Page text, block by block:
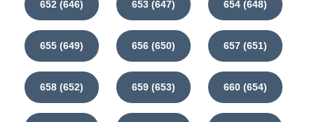
652 (646) 653 (647) 654 (648)
655 (649) 656 (650) 657 (651)
658 (652) 659 (653) 660 (654)